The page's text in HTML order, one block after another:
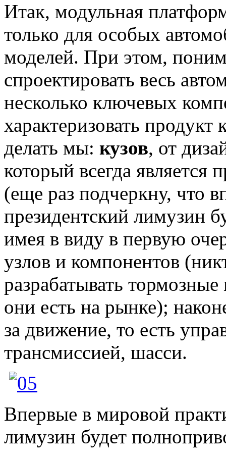
Итак, модульная
только для особых
моделей. При этом,
спроектировать весь
несколько ключевых
характеризовать
делать мы: кузов, от
который всегда является
(еще раз подчеркну, что
президентский лимузин
имея в виду в первую
узлов и компонентов
разрабатывать
они есть на рынке);
за движение, то есть
трансмиссией, шасси.
Впервые в мировой
лимузин будет